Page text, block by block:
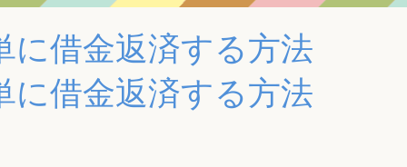
に借金返済する方法
に借金返済する方法